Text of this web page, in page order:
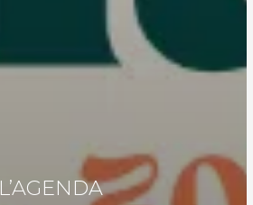
L’AGENDA